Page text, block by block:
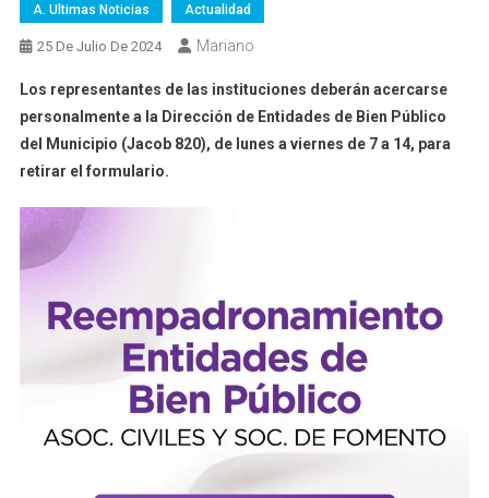
A. Ultimas Noticias Actualidad
25 De Julio De 2024 Mariano
Los representantes de las instituciones deberán acercarse
personalmente a la Dirección de Entidades de Bien Público
del Municipio (Jacob 820), de lunes a viernes de 7 a 14, para
retirar el formulario.